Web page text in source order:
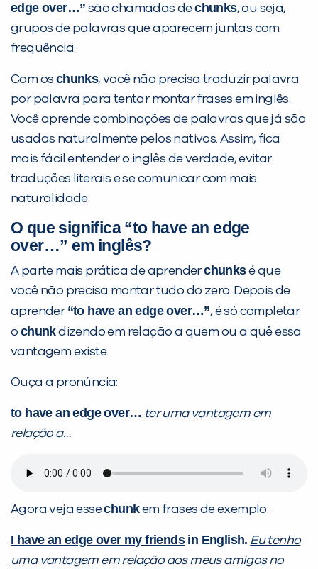
edge over…” são chamadas dechunks, ou seja,
grupos de palavras que aparecem juntas com
frequência.
Com os chunks, você não precisa traduzir palavra
por palavra para tentar montar frases em inglês.
Você aprende combinações de palavras que já são
usadas naturalmente pelos nativos. Assim, fica
mais fácil entender o inglês de verdade, evitar
traduções literais e se comunicar com mais
naturalidade.
O que significa “to have an edge
over…” em inglês?
A parte mais prática de aprenderchunksé que
você não precisa montar tudo do zero. Depois de
aprender“to have an edge over…”, é só completar
o chunkdizendo em relação a quem ou a quê essa
vantagem existe.
Ouça a pronúncia:
to have an edge over… ter uma vantagem em
relação a…
Agora veja essechunkem frases de exemplo:
I have an edge over my friendsin English. Eu tenho
uma vantagem em relação aos meus amigosno
já vamos te colocar em contato
com a:
Você é aluno inFlux?
VOLTAR